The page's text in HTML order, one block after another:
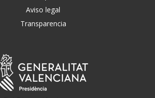
Aviso legal
Transparencia